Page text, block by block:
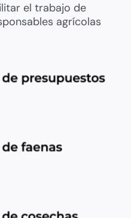
el trabajo de
agrícolas